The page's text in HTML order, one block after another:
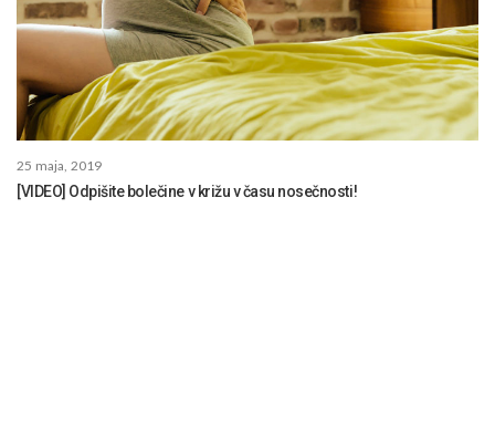
25 maja, 2019
[VIDEO] Odpišite bolečine v križu v času nosečnosti!